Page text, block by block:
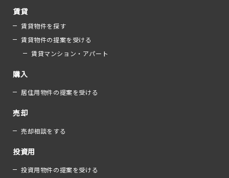
賃貸
賃貸物件を探す
賃貸物件の提案を受ける
賃貸マンション・アパート
購入
居住用物件の提案を受ける
売却
売却相談をする
投資用
投資用物件の提案を受ける